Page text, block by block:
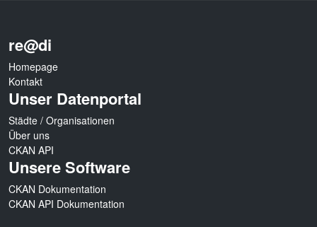
re@di
Homepage
Kontakt
Unser Datenportal
Städte / Organisationen
Über uns
CKAN API
Unsere Software
CKAN Dokumentation
CKAN API Dokumentation